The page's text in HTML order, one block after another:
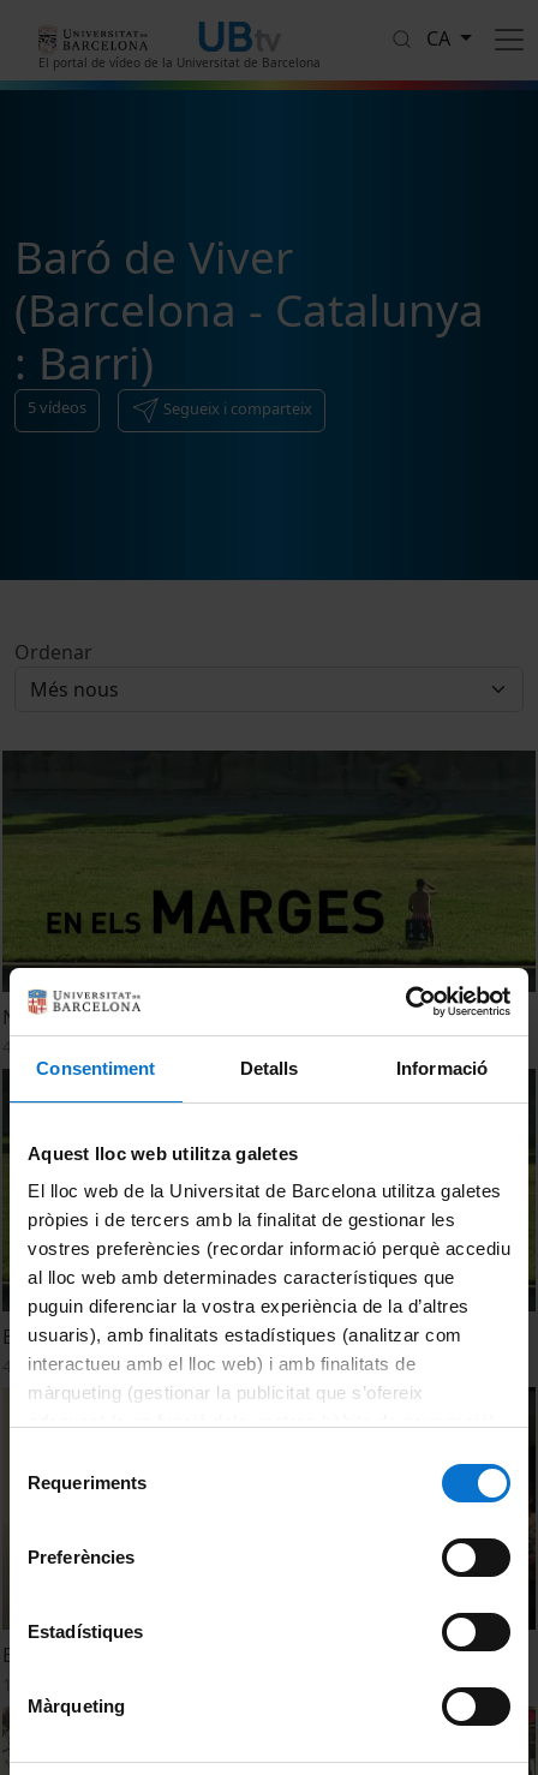
Consentiment Detalls Informació
Aquest lloc web utilitza galetes
El lloc web de la Universitat de Barcelona utilitza galetes
pròpies i de tercers amb la finalitat de gestionar les
vostres preferències (recordar informació perquè accediu
al lloc web amb determinades característiques que
puguin diferenciar la vostra experiència de la d’altres
usuaris), amb finalitats estadístiques (analitzar com
interactueu amb el lloc web) i amb finalitats de
màrqueting (gestionar la publicitat que s’ofereix
consultar laPolítica de galetes del lloc web de la
Requeriments
Preferències
Estadístiques
Màrqueting
El portal de vídeo de la Universitat de Barcelona
CA
Baró de Viver
(Barcelona - Catalunya
: Barri)
5vídeos Segueix i comparteix
Ordenar
Nas margens. Documental do bairro de Baró de Viver
En els marges. Documental del barri de Baró de Viver
4 octubre, 2011
El Barri, Baró de Viver parla en imatges